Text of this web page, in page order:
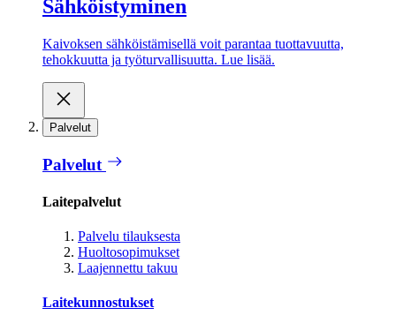
Sähköistyminen
Kaivoksen sähköistämisellä voit parantaa tuottavuutta,
tehokkuutta ja työturvallisuutta. Lue lisää.
Palvelut
Palvelut
Laitepalvelut
Palvelu tilauksesta
Huoltosopimukset
Laajennettu takuu
Laitekunnostukset